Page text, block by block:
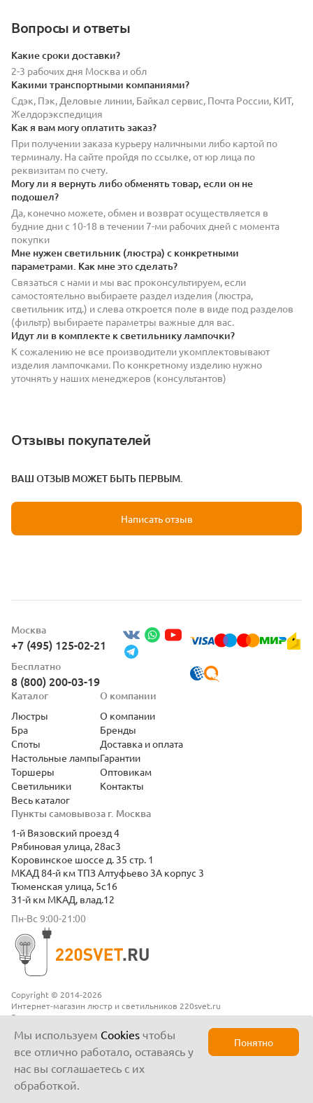
Вопросы и ответы
Какие сроки доставки?
2-3 рабочих дня Москва и обл
Какими транспортными компаниями?
Сдэк, Пэк, Деловые линии, Байкал сервис, Почта России, КИТ,
Желдорэкспедиция
Как я вам могу оплатить заказ?
При получении заказа курьеру наличными либо картой по
терминалу. На сайте пройдя по ссылке, от юр лица по
реквизитам по счету.
Могу ли я вернуть либо обменять товар, если он не
подошел?
Да, конечно можете, обмен и возврат осуществляется в
будние дни с 10-18 в течении 7-ми рабочих дней с момента
покупки
Мне нужен светильник (люстра) с конкретными
параметрами. Как мне это сделать?
Связаться с нами и мы вас проконсультируем, если
самостоятельно выбираете раздел изделия (люстра,
светильник итд.) и слева откроется поле в виде под разделов
(фильтр) выбираете параметры важные для вас.
Идут ли в комплекте к светильнику лампочки?
К сожалению не все производители укомплектовывают
изделия лампочками. По конкретному изделию нужно
уточнять у наших менеджеров (консультантов)
Отзывы покупателей
ВАШ ОТЗЫВ МОЖЕТ БЫТЬ ПЕРВЫМ.
Написать отзыв
Copyright © 2014-2026
Интернет-магазин люстр и светильников 220svet.ru
Все права защищены
Москва
+7 (495) 125-02-21
Бесплатно
8 (800) 200-03-19
Пункты самовывоза г. Москва
1-й Вязовский проезд 4
Рябиновая улица, 28ас3
Коровинское шоссе д. 35 стр. 1
МКАД 84-й км ТПЗ Алтуфьево 3А корпус 3
Тюменская улица, 5с16
31-й км МКАД, влад.12
Пн-Вс 9:00-21:00
Каталог
Люстры
Бра
Споты
Настольные лампы
Торшеры
Светильники
Весь каталог
О компании
О компании
Бренды
Доставка и оплата
Гарантии
Оптовикам
Контакты
Мы используем Cookies чтобы
все отлично работало, оставаясь у
нас вы соглашаетесь с их
обработкой.
Понятно